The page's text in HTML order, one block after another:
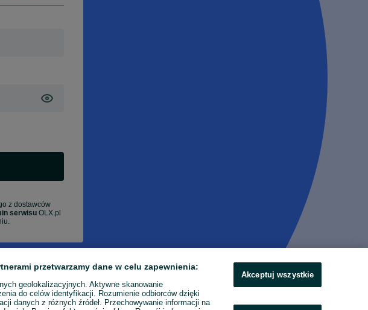
z dostawców
serwisu OLX.pl
przetwarzamy dane w celu zapewnienia:
geolokalizacyjnych. Aktywne skanowanie
do celów identyfikacji. Rozumienie odbiorców dzięki
danych z różnych źródeł. Przechowywanie informacji na
Akceptuj wszystkie